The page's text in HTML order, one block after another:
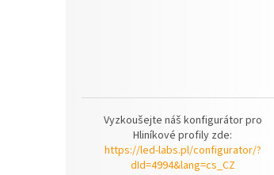
Vyzkoušejte náš konfigurátor pro
Hliníkové profily zde:
https://led-labs.pl/configurator/?
dId=4994&lang=cs_CZ